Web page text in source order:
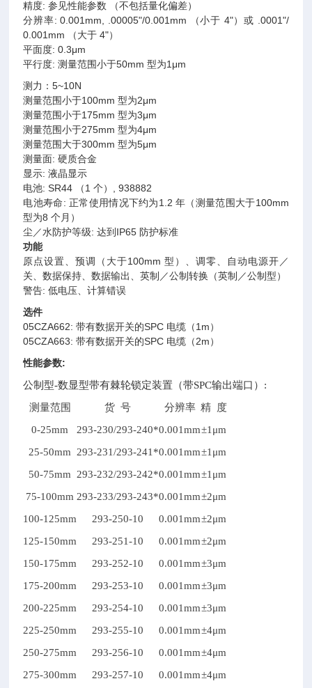
精度: 参见性能参数 （不包括量化偏差）
分辨率: 0.001mm, .00005"/0.001mm （小于 4"）或 .0001"/
0.001mm （大于 4"）
平面度: 0.3μm
平行度: 测量范围小于50mm 型为1μm
测力：5~10N
测量范围小于100mm 型为2μm
测量范围小于175mm 型为3μm
测量范围小于275mm 型为4μm
测量范围大于300mm 型为5μm
测量面: 硬质合金
显示: 液晶显示
电池: SR44 （1 个）, 938882
电池寿命: 正常使用情况下约为1.2 年（测量范围大于100mm
型为8 个月）
尘／水防护等级: 达到IP65 防护标准
功能
原点设置、预调（大于100mm 型）、调零、自动电源开／
关、数据保持、数据输出、英制／公制转换（英制／公制型）
警告: 低电压、计算错误
选件
05CZA662:带有数据开关的SPC 电缆（1m）
05CZA663: 带有数据开关的SPC 电缆（2m）
性能参数:
公制型-数显型带有棘轮锁定装置（带SPC输出端口）:
测量范围
货 号 分辨率 精 度
0-25mm
293-230/293-240*0.001mm±1μm
25-50mm
293-231/293-241*0.001mm±1μm
50-75mm
293-232/293-242*0.001mm±1μm
75-100mm 293-233/293-243*0.001mm±2μm
100-125mm
293-250-10 0.001mm±2μm
125-150mm
293-251-10 0.001mm±2μm
150-175mm
293-252-10 0.001mm±3μm
175-200mm
293-253-10 0.001mm±3μm
200-225mm
293-254-10 0.001mm±3μm
225-250mm
293-255-10 0.001mm±4μm
250-275mm
293-256-10 0.001mm±4μm
275-300mm
293-257-10 0.001mm±4μm